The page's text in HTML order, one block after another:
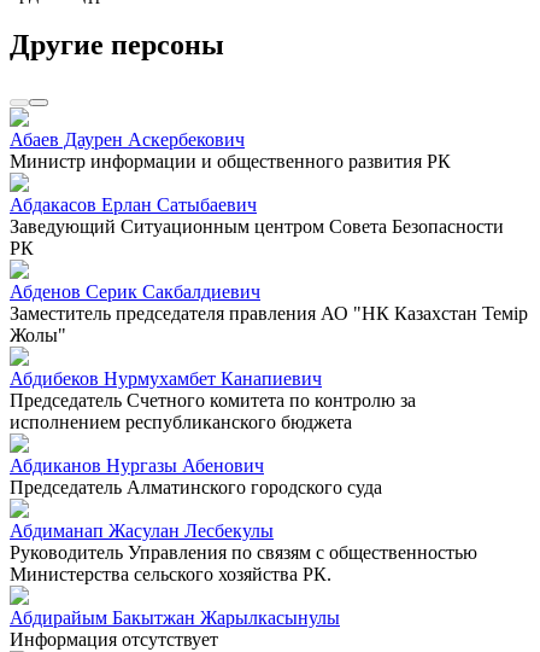
Другие персоны
Абаев Даурен Аскербекович
Министр информации и общественного развития РК
Абдакасов Ерлан Сатыбаевич
Заведующий Ситуационным центром Совета Безопасности
РК
Абденов Серик Сакбалдиевич
Заместитель председателя правления АО "НК Казахстан Темiр
Жолы"
Абдибеков Нурмухамбет Канапиевич
Председатель Счетного комитета по контролю за
исполнением республиканского бюджета
Абдиканов Нургазы Абенович
Председатель Алматинского городского суда
Абдиманап Жасулан Лесбекулы
Руководитель Управления по связям с общественностью
Министерства сельского хозяйства РК.
Абдирайым Бакытжан Жарылкасынулы
Информация отсутствует